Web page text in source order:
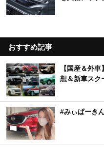
おすすめ記事
【国産＆外
想＆新車スク
#みぃぱーき